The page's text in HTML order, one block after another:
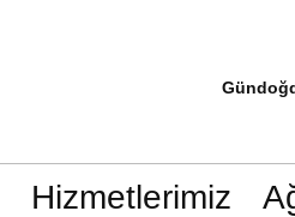
Hizmetlerimiz